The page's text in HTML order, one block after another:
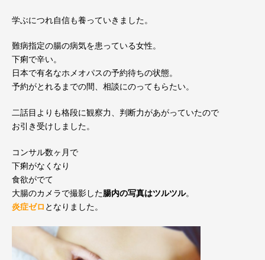
学ぶにつれ自信も養っていきました。
難病指定の腸の病気を患っている女性。
下痢で辛い。
日本で有名なホメオパスの予約待ちの状態。
予約がとれるまでの間、相談にのってもらたい。
二話目よりも格段に観察力、判断力があがっていたので
お引き受けしました。
コンサル数ヶ月で
下痢がなくなり
食欲がでて
大腸のカメラで撮影した腸内の写真はツルツル。
炎症ゼロ となりました。